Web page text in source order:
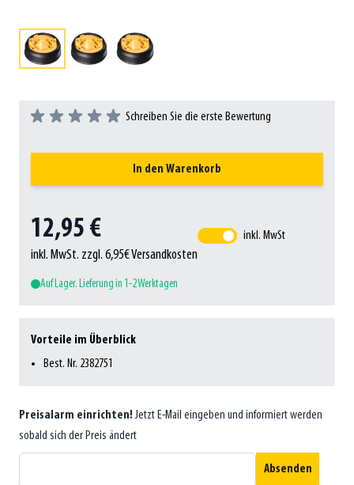
Schreiben Sie die erste Bewertung
In den Warenkorb
12,95 €
inkl. MwSt. zzgl. 6,95€ Versandkosten
inkl. MwSt
Auf Lager. Lieferung in 1-2 Werktagen
Vorteile im Überblick
Best. Nr. 2382751
Preisalarm einrichten! Jetzt E-Mail eingeben und informiert werden
sobald sich der Preis ändert
Absenden